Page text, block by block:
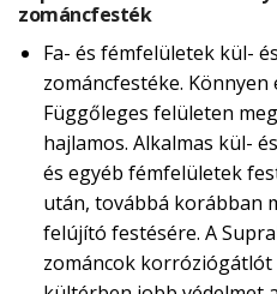
zománcfesték
Fa- és fémfelületek kül-
zománcfestéke.
Függőleges felületen
hajlamos. Alkalmas kül-
és egyéb fémfelületek
után, továbbá korábban
felújító festésére. A
zománcok